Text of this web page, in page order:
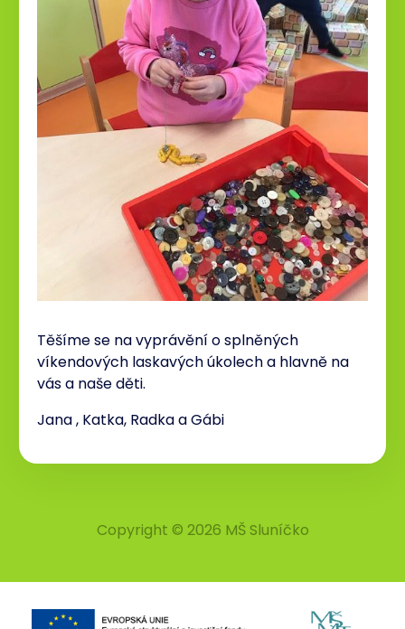
Těšíme se na vyprávění o splněných
víkendových laskavých úkolech a hlavně na
vás a naše děti.
Jana , Katka, Radka a Gábi
Copyright © 2026 MŠ Sluníčko